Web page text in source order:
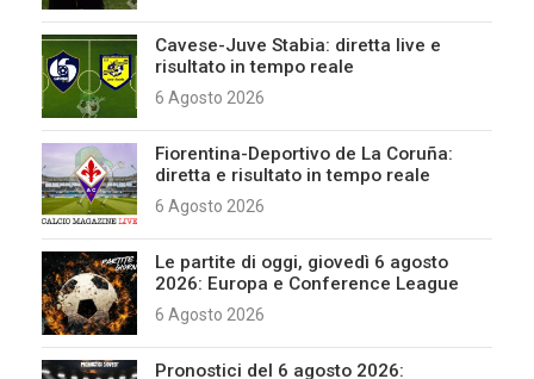
Cavese-Juve Stabia: diretta live e
risultato in tempo reale
6 Agosto 2026
Fiorentina-Deportivo de La Coruña:
diretta e risultato in tempo reale
6 Agosto 2026
Le partite di oggi, giovedì 6 agosto
2026: Europa e Conference League
6 Agosto 2026
Pronostici del 6 agosto 2026: